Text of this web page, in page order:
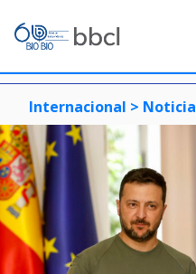
Internacional > Noticia